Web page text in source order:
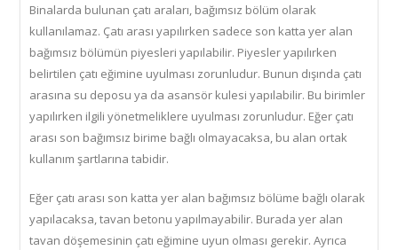
Binalarda bulunan çatı araları, bağımsız bölüm olarak
kullanılamaz. Çatı arası yapılırken sadece son katta yer alan
bağımsız bölümün piyesleri yapılabilir. Piyesler yapılırken
belirtilen çatı eğimine uyulması zorunludur. Bunun dışında çatı
arasına su deposu ya da asansör kulesi yapılabilir. Bu birimler
yapılırken ilgili yönetmeliklere uyulması zorunludur. Eğer çatı
arası son bağımsız birime bağlı olmayacaksa, bu alan ortak
kullanım şartlarına tabidir.
Eğer çatı arası son katta yer alan bağımsız bölüme bağlı olarak
yapılacaksa, tavan betonu yapılmayabilir. Burada yer alan
tavan döşemesinin çatı eğimine uyun olması gerekir. Ayrıca